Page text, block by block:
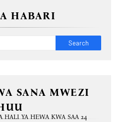
HABARI
SANA MWEZI
HALI YA HEWA KWA SAA 24